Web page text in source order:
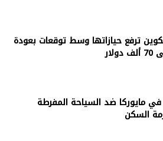
ترفع حيازاتها وسط توقعات بعودة
في مايوركا ضد السياحة المفرطة
السكن